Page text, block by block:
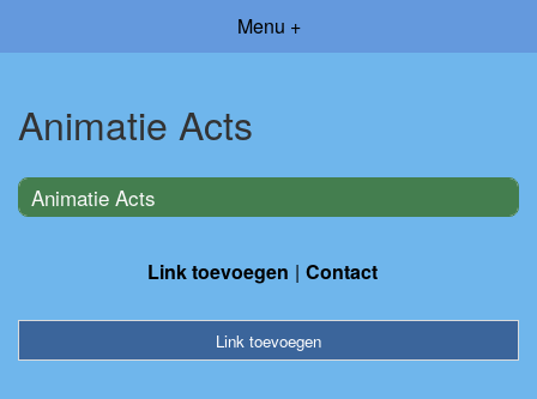
Menu +
Animatie Acts
Animatie Acts
Link toevoegen Contact
Link toevoegen